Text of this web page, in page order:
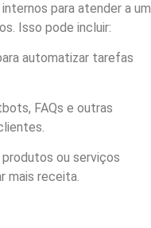
para atender a um
Isso pode incluir:
automatizar tarefas
FAQs e outras
ou serviços
mais receita.